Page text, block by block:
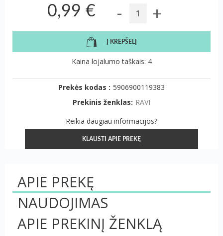
0,99 € - +
Į KREPŠELĮ
Kaina lojalumo taškais: 4
Prekės kodas : 5906900119383
Prekinis ženklas: RAVI
Reikia daugiau informacijos?
KLAUSTI APIE PREKĘ
APIE PREKĘ
NAUDOJIMAS
APIE PREKINĮ ŽENKLĄ